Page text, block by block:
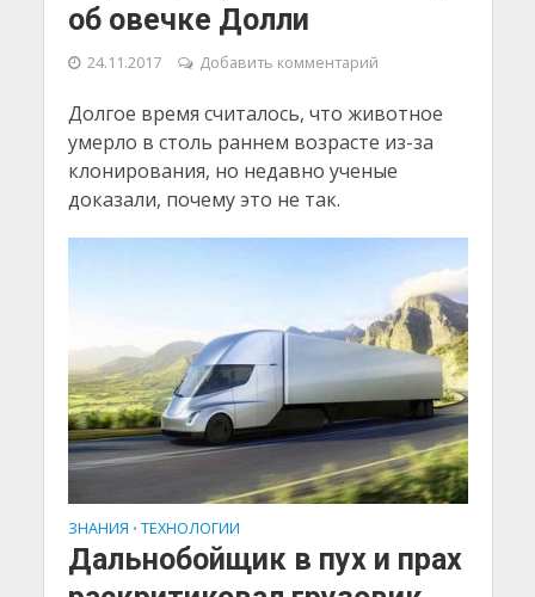
об овечке Долли
24.11.2017 Добавить комментарий
Долгое время считалось, что животное
умерло в столь раннем возрасте из-за
клонирования, но недавно ученые
доказали, почему это не так.
ЗНАНИЯ • ТЕХНОЛОГИИ
Дальнобойщик в пух и прах